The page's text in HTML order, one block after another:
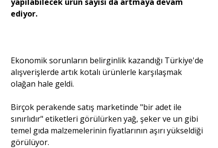
Yazı Dizisi
ediyor.
Ekonomik sorunların belirginlik kazandığı Türkiye'de
alışverişlerde artık kotalı ürünlerle karşılaşmak
olağan hale geldi.
Birçok perakende satış marketinde "bir adet ile
sınırlıdır" etiketleri görülürken yağ, şeker ve un gibi
temel gıda malzemelerinin fiyatlarının aşırı yükseldiği
görülüyor.